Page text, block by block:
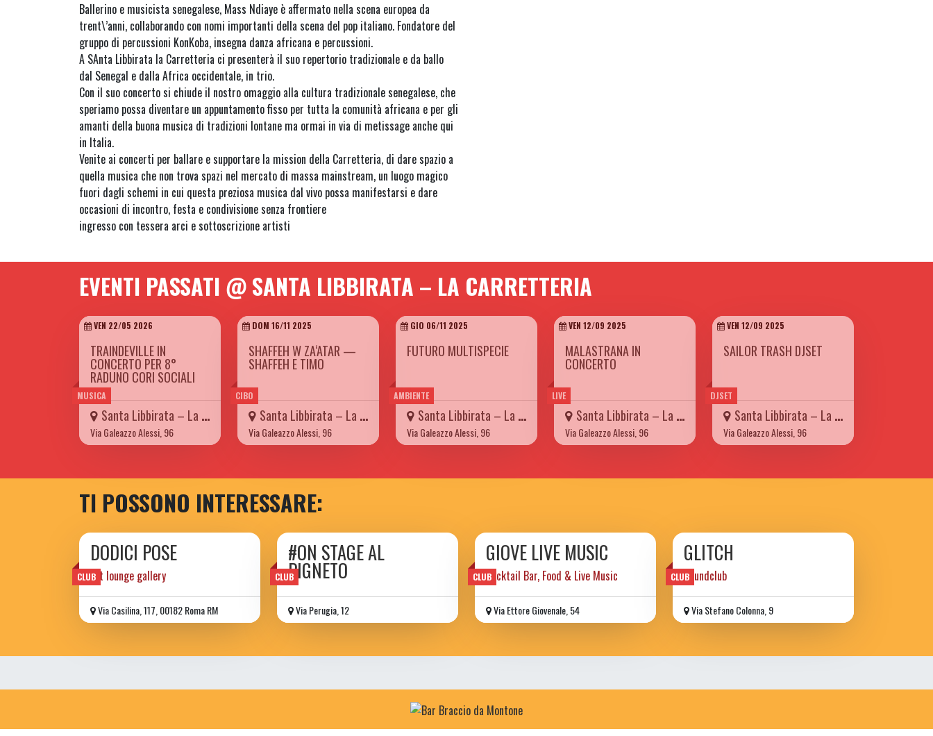
Ballerino e musicista senegalese, Mass Ndiaye è affermato nella scena europea da
trent\’anni, collaborando con nomi importanti della scena del pop italiano. Fondatore del
gruppo di percussioni KonKoba, insegna danza africana e percussioni.
A SAnta Libbirata la Carretteria ci presenterà il suo repertorio tradizionale e da ballo
dal Senegal e dalla Africa occidentale, in trio.
Con il suo concerto si chiude il nostro omaggio alla cultura tradizionale senegalese, che
speriamo possa diventare un appuntamento fisso per tutta la comunità africana e per gli
amanti della buona musica di tradizioni lontane ma ormai in via di metissage anche qui
in Italia.
Venite ai concerti per ballare e supportare la mission della Carretteria, di dare spazio a
quella musica che non trova spazi nel mercato di massa mainstream, un luogo magico
fuori dagli schemi in cui questa preziosa musica dal vivo possa manifestarsi e dare
occasioni di incontro, festa e condivisione senza frontiere
ingresso con tessera arci e sottoscrizione artisti
EVENTI PASSATI @ SANTA LIBBIRATA – LA CARRETTERIA
MUSICA
VEN 22/05 2026
TRAINDEVILLE IN
CONCERTO PER 8°
RADUNO CORI SOCIALI
Santa Libbirata – La Carretteria
Via Galeazzo Alessi, 96
CIBO
DOM 16/11 2025
SHAFFEH W ZA‘ATAR —
SHAFFEH E TIMO
Santa Libbirata – La Carretteria
Via Galeazzo Alessi, 96
AMBIENTE
GIO 06/11 2025
FUTURO MULTISPECIE
Santa Libbirata – La Carretteria
Via Galeazzo Alessi, 96
LIVE
VEN 12/09 2025
MALASTRANA IN
CONCERTO
Santa Libbirata – La Carretteria
Via Galeazzo Alessi, 96
DJSET
VEN 12/09 2025
SAILOR TRASH DJSET
Santa Libbirata – La Carretteria
Via Galeazzo Alessi, 96
TI POSSONO INTERESSARE:
CLUB
DODICI POSE
art lounge gallery
Via Casilina, 117, 00182 Roma RM
CLUB
#ON STAGE AL
PIGNETO
Via Perugia, 12
CLUB
GIOVE LIVE MUSIC
Cocktail Bar, Food & Live Music
Via Ettore Giovenale, 54
CLUB
GLITCH
Soundclub
Via Stefano Colonna, 9